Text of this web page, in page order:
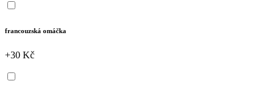
francouzská omáčka
+30 Kč